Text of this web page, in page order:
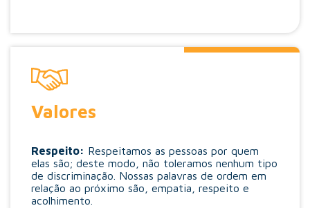
Valores
Respeito: Respeitamos as pessoas por quem
elas são; deste modo, não toleramos nenhum tipo
de discriminação. Nossas palavras de ordem em
relação ao próximo são, empatia, respeito e
acolhimento.